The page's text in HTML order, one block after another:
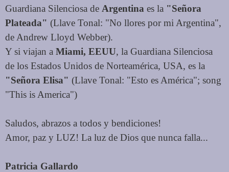
Guardiana Silenciosa de Argentina es la "Señora
Plateada" (Llave Tonal: "No llores por mi Argentina",
de Andrew Lloyd Webber).
Y si viajan a Miami, EEUU, la Guardiana Silenciosa
de los Estados Unidos de Norteamérica, USA, es la
"Señora Elisa" (Llave Tonal: "Esto es América"; song
"This is America")
Saludos, abrazos a todos y bendiciones!
Amor, paz y LUZ! La luz de Dios que nunca falla...
Patricia Gallardo